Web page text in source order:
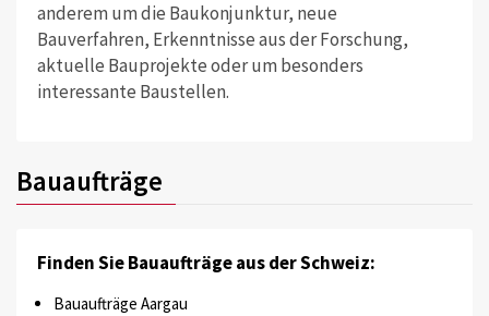
anderem um die Baukonjunktur, neue
Bauverfahren, Erkenntnisse aus der Forschung,
aktuelle Bauprojekte oder um besonders
interessante Baustellen.
Bauaufträge
Finden Sie Bauaufträge aus der Schweiz:
Bauaufträge Aargau